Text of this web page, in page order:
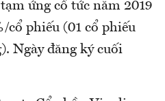
ứng cổ tức năm 2019
cổ phiếu (01 cổ phiếu
Ngày đăng ký cuối